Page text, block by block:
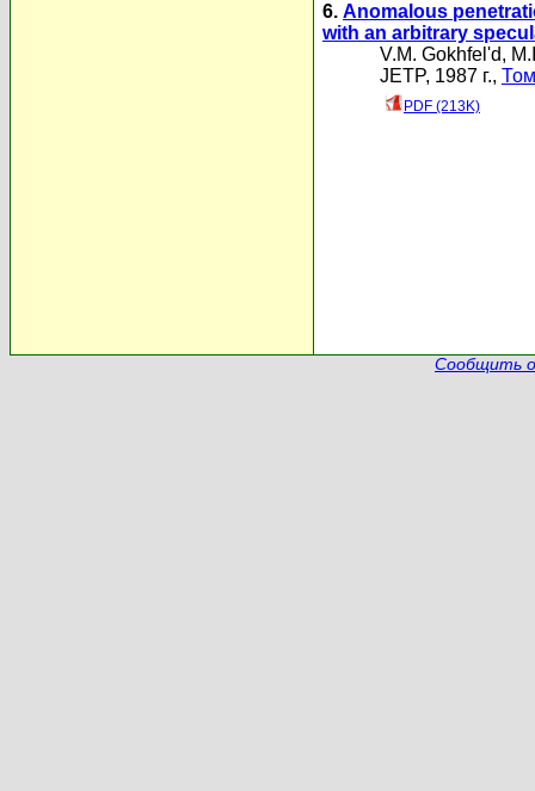
6. Anomalous
with an arbitrary
V.M. Gokhfel'd,
JETP, 1987 г.,
PDF (213K)
Сообщить о